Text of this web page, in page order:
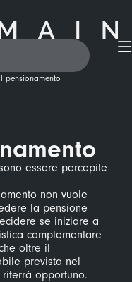
pensionamento
essere percepite
non vuole
la pensione
se iniziare a
complementare
oltre il
prevista nel
opportuno.